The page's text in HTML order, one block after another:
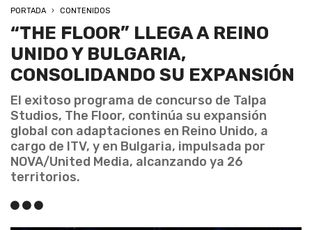
PORTADA CONTENIDOS
“THE FLOOR” LLEGA A REINO
UNIDO Y BULGARIA,
CONSOLIDANDO SU EXPANSIÓN
El exitoso programa de concurso de Talpa
Studios, The Floor, continúa su expansión
global con adaptaciones en Reino Unido, a
cargo de ITV, y en Bulgaria, impulsada por
NOVA/United Media, alcanzando ya 26
territorios.